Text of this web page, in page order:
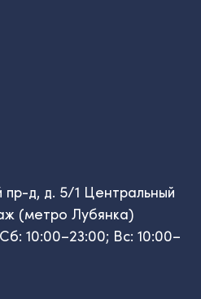
пр-д, д. 5/1 Центральный
(метро Лубянка)
10:00–23:00; Вс: 10:00–